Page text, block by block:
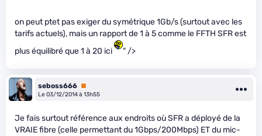
on peut ptet pas exiger du symétrique 1Gb/s (surtout avec les
tarifs actuels), mais un rapport de 1 à 5 comme le FFTH SFR est
plus équilibré que 1 à 20 ici
" />
seboss666 Premium
Le 03/12/2014 à 13h55
Je fais surtout référence aux endroits où SFR a déployé de la
VRAIE fibre (celle permettant du 1Gbps/200Mbps) ET du mic-